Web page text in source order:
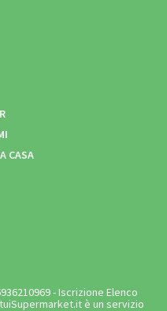
CASA
- Iscrizione Elenco
è un servizio